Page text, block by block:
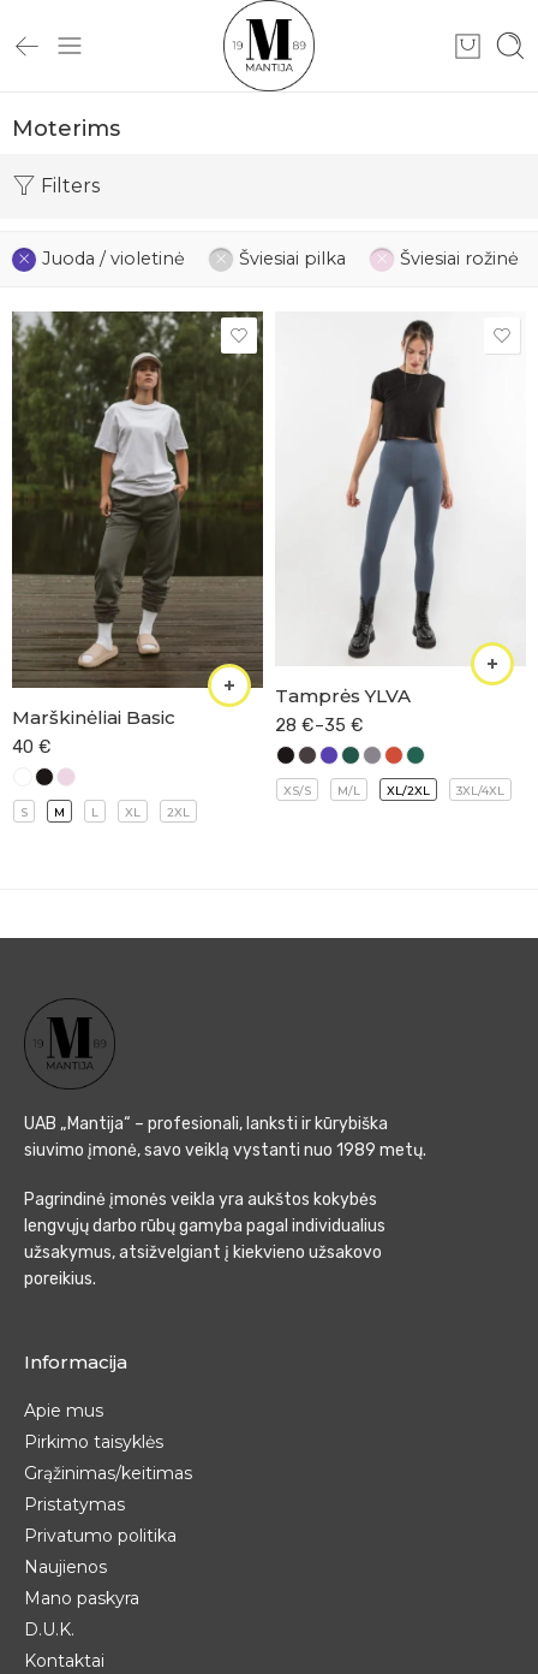
Moterims
Filters
Juoda / violetinė Šviesiai pilka Šviesiai rožinė
Marškinėliai Basic
40 €
S M L XL 2XL
Tamprės YLVA
28 €–35 €
XS/S M/L XL/2XL 3XL/4XL
UAB „Mantija“ – profesionali, lanksti ir kūrybiška
siuvimo įmonė, savo veiklą vystanti nuo 1989 metų.
Pagrindinė įmonės veikla yra aukštos kokybės
lengvųjų darbo rūbų gamyba pagal individualius
užsakymus, atsižvelgiant į kiekvieno užsakovo
poreikius.
Informacija
Apie mus
Pirkimo taisyklės
Grąžinimas/keitimas
Pristatymas
Privatumo politika
Naujienos
Mano paskyra
D.U.K.
Kontaktai